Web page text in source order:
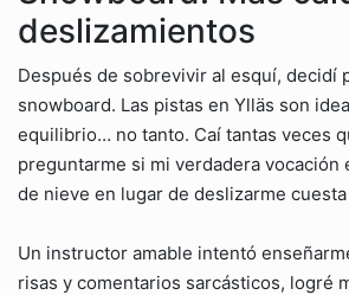
deslizamientos
Después de sobrevivir al esquí, decidí
snowboard. Las pistas en Ylläs son
equilibrio… no tanto. Caí tantas veces
preguntarme si mi verdadera vocación
de nieve en lugar de deslizarme cuesta
Un instructor amable intentó
risas y comentarios sarcásticos, logré